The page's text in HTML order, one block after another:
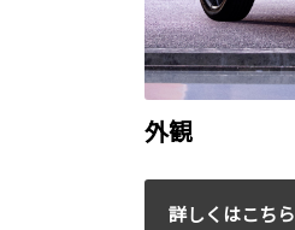
外観
詳しくはこちら